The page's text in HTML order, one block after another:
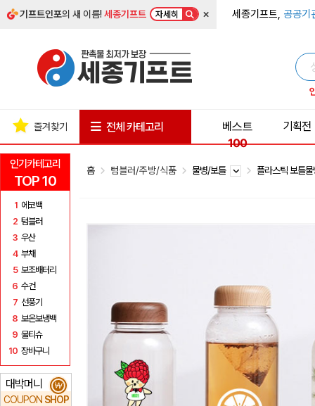
기프트인포의 새 이름!세종기프트 자세히 × 세종기프트, 공공기
인기카테고리
TOP 10
1 에코백
2 텀블러
3 우산
4 부채
5 보조배터리
6 수건
7 선풍기
8 보온보냉백
9 물티슈
10 장바구니
대박머니
COUPON SHOP
₩
즐겨찾기 전체 카테고리
베스트
100
기획전
홈 텀블러/주방/식품 물병/보틀 플라스틱 보틀